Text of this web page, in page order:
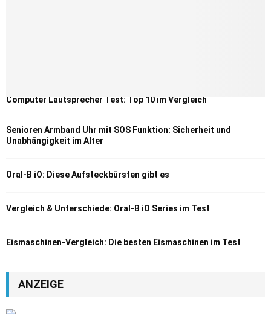
Computer Lautsprecher Test: Top 10 im Vergleich
Senioren Armband Uhr mit SOS Funktion: Sicherheit und
Unabhängigkeit im Alter
Oral-B iO: Diese Aufsteckbürsten gibt es
Vergleich & Unterschiede: Oral-B iO Series im Test
Eismaschinen-Vergleich: Die besten Eismaschinen im Test
ANZEIGE